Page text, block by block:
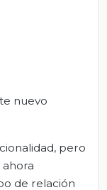
nuevo
pero
de relación